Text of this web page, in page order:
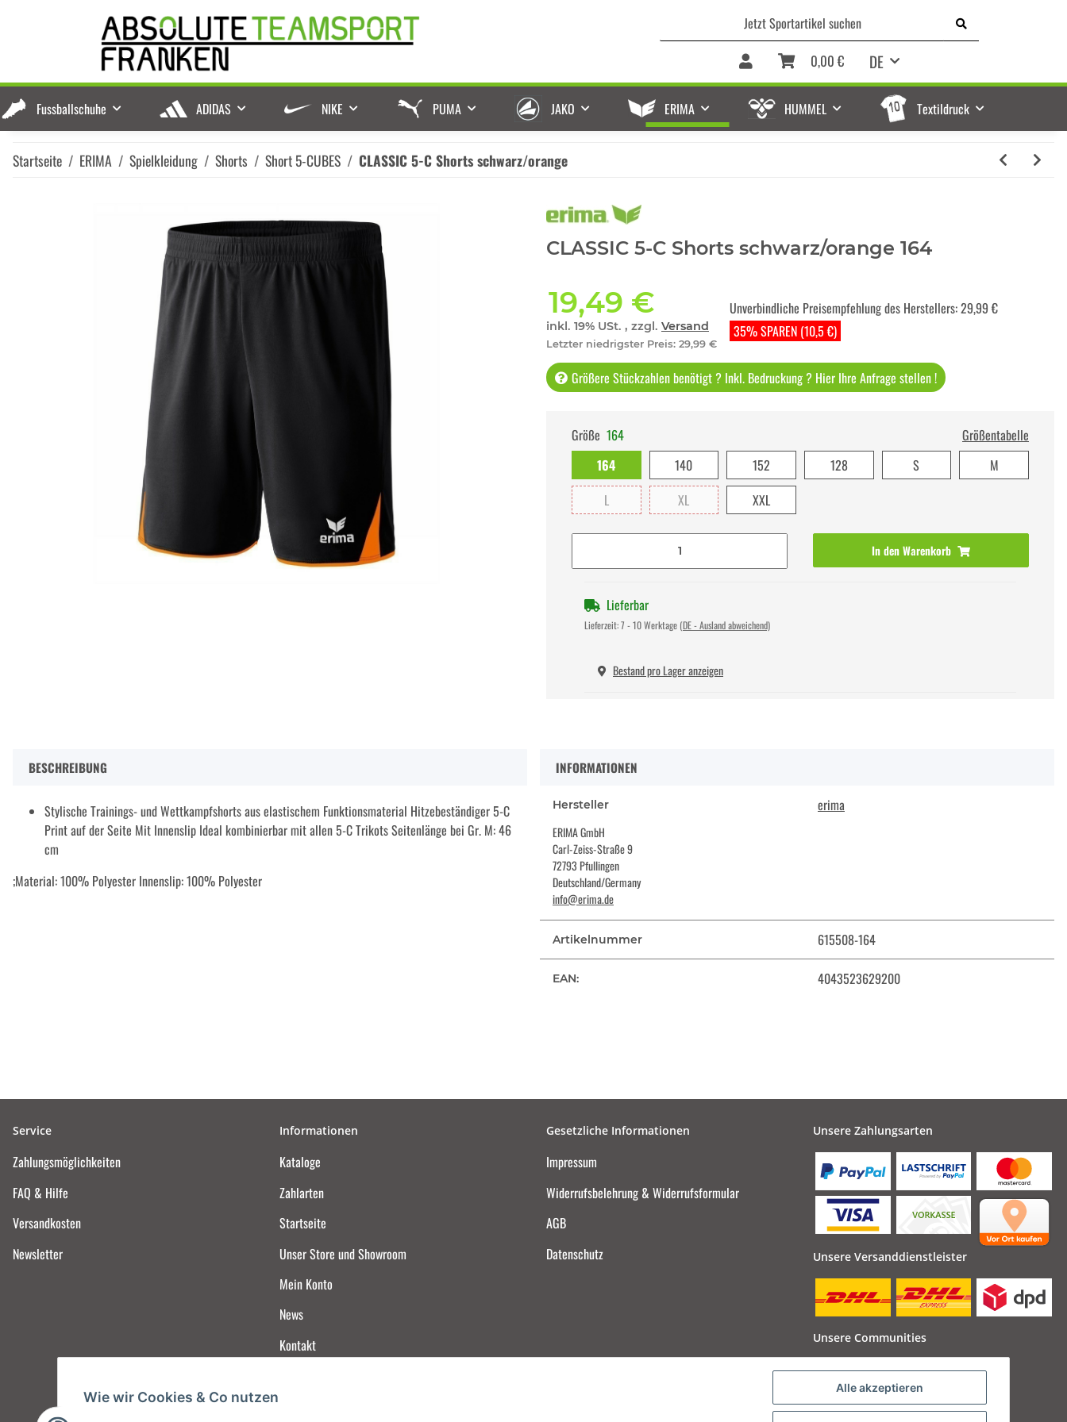
DE
0,00 €
Fussballschuhe ADIDAS NIKE PUMA JAKO ERIMA HUMMEL Textildruck
Startseite ERIMA Spielkleidung Shorts Short 5-CUBES CLASSIC 5-C Shorts schwarz/orange
CLASSIC 5-C Shorts schwarz/orange 164
19,49 €
inkl. 19% USt. , zzgl. Versand
Letzter niedrigster Preis: 29,99 €
35% SPAREN (10,5 €)
Unverbindliche Preisempfehlung des Herstellers:29,99 €
Größere Stückzahlen benötigt ? Inkl. Bedruckung ? Hier Ihre Anfrage stellen !
Größe 164
Größentabelle
164
140 152 128 S
M
L
XL XXL
In den Warenkorb
Lieferbar
Lieferzeit:7 - 10 Werktage (DE - Ausland abweichend)
Bestand pro Lager anzeigen
BESCHREIBUNG
Stylische Trainings- und Wettkampfshorts aus elastischem Funktionsmaterial Hitzebeständiger 5-C
Print auf der Seite Mit Innenslip Ideal kombinierbar mit allen 5-C Trikots Seitenlänge bei Gr. M: 46
cm
;Material: 100% Polyester Innenslip: 100% Polyester
INFORMATIONEN
Hersteller erima
ERIMA GmbH
Carl-Zeiss-Straße 9
72793 Pfullingen
Deutschland/Germany
info@erima.de
Artikelnummer 615508-164
EAN: 4043523629200
Service
Zahlungsmöglichkeiten
FAQ & Hilfe
Versandkosten
Newsletter
Informationen
Kataloge
Zahlarten
Startseite
Unser Store und Showroom
Mein Konto
News
Kontakt
Gesetzliche Informationen
Impressum
Widerrufsbelehrung & Widerrufsformular
AGB
Datenschutz
Unsere Zahlungsarten
Unsere Versanddienstleister
Unsere Communities
Wie wir Cookies & Co nutzen
Alle akzeptieren